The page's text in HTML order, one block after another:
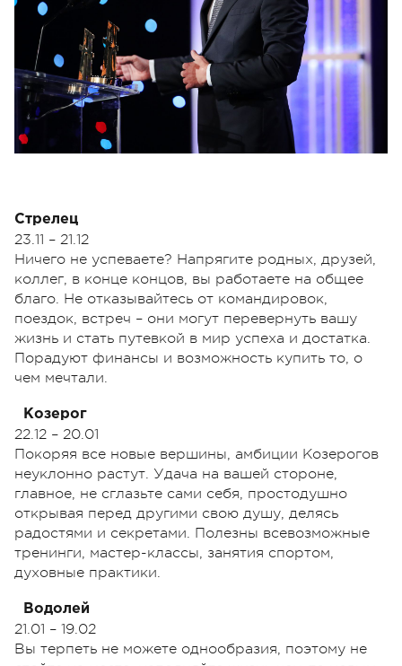
Стрелец
23.11 – 21.12
Ничего не успеваете? Напрягите родных, друзей,
коллег, в конце концов, вы работаете на общее
благо. Не отказывайтесь от командировок,
поездок, встреч – они могут перевернуть вашу
жизнь и стать путевкой в мир успеха и достатка.
Порадуют финансы и возможность купить то, о
чем мечтали.
Козерог
22.12 – 20.01
Покоряя все новые вершины, амбиции Козерогов
неуклонно растут. Удача на вашей стороне,
главное, не сглазьте сами себя, простодушно
открывая перед другими свою душу, делясь
радостями и секретами. Полезны всевозможные
тренинги, мастер-классы, занятия спортом,
духовные практики.
Водолей
21.01 – 19.02
Вы терпеть не можете однообразия, поэтому не